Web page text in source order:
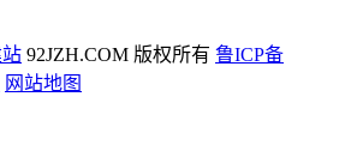
92JZH.COM 版权所有 鲁ICP备
网站地图